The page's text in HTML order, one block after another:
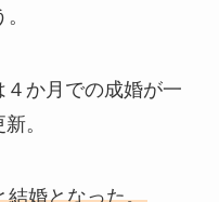
か月での成婚が一
。
結婚となった。